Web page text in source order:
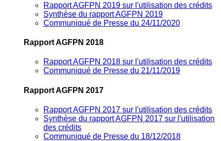
Rapport AGFPN 2019 sur l'utilisation des crédits
Synthèse du rapport AGFPN 2019
Communiqué de Presse du 24/11/2020
Rapport AGFPN 2018
Rapport AGFPN 2018 sur l'utilisation des crédits
Communiqué de Presse du 21/11/2019
Rapport AGFPN 2017
Rapport AGFPN 2017 sur l'utilisation des crédits
Synthèse du rapport AGFPN 2017 sur l'utilisation
des crédits
Communiqué de Presse du 18/12/2018